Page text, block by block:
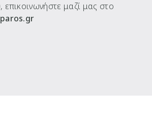
μαζί μας στο